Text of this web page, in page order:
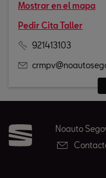
Mostrar en el mapa
Pedir Cita Taller
921413103
Noauto